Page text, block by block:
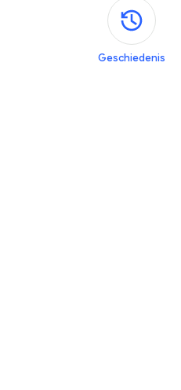
Geschiedenis